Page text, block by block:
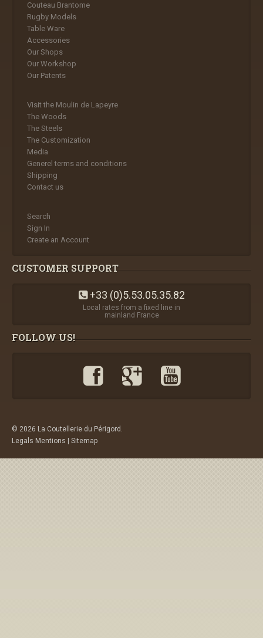
Couteau Brantome
Rugby Models
Table Ware
Accessories
Our Shops
Our Workshop
Our Patents
Visit the Moulin de Lapeyre
The Woods
The Steels
The Customization
Media
Generel terms and conditions
Shipping
Contact us
Search
Sign In
Create an Account
CUSTOMER SUPPORT
+33 (0)5.53.05.35.82
Local rates from a fixed line in
mainland France
FOLLOW US!
© 2026 La Coutellerie du Périgord.
Legals Mentions
Sitemap